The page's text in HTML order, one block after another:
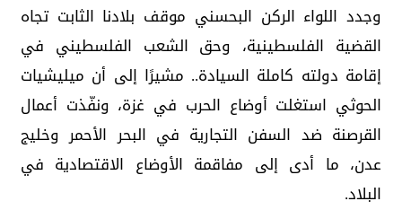
وجدد اللواء الركن البحسني موقف بلادنا الثابت تجاه
القضية الفلسطينية، وحق الشعب الفلسطيني في
إقامة دولته كاملة السيادة.. مشيرًا إلى أن ميليشيات
الحوثي استغلت أوضاع الحرب في غزة، ونفّذت أعمال
القرصنة ضد السفن التجارية في البحر الأحمر وخليج
عدن، ما أدى إلى مفاقمة الأوضاع الاقتصادية في
البلاد.